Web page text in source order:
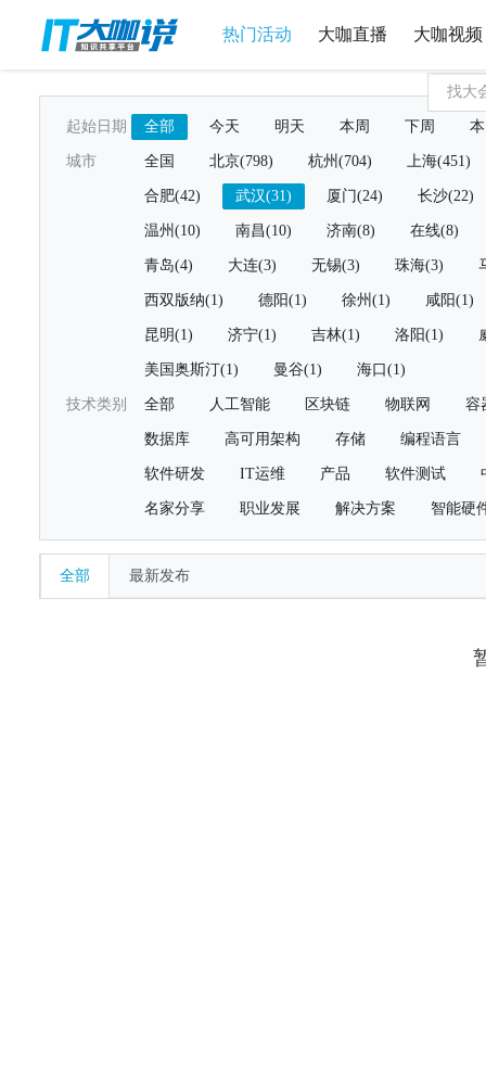
热门活动 大咖直播 大咖视频
起始日期 全部 今天 明天 本周 下周
城市 全国 北京(798) 杭州(704) 上海(451)
合肥(42) 武汉(31) 厦门(24) 长沙(22)
温州(10) 南昌(10) 济南(8) 在线(8)
青岛(4) 大连(3) 无锡(3) 珠海(3)
西双版纳(1) 德阳(1) 徐州(1) 咸阳(1)
昆明(1) 济宁(1) 吉林(1) 洛阳(1)
美国奥斯汀(1) 曼谷(1) 海口(1)
技术类别 全部 人工智能 区块链 物联网 容
数据库 高可用架构 存储 编程语言
软件研发 IT运维 产品 软件测试
名家分享 职业发展 解决方案 智能硬
全部 最新发布